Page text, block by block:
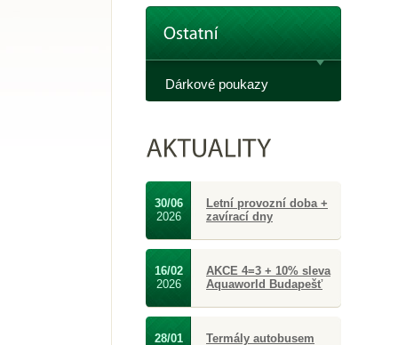
Dárkové poukazy
30/06
2026
Letní provozní doba +
zavírací dny
16/02
2026
AKCE 4=3 + 10% sleva
Aquaworld Budapešť
28/01 Termály autobusem